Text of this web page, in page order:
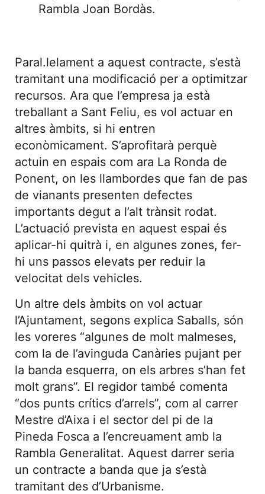
Rambla Joan Bordàs.
Paral.lelament a aquest contracte, s’està
tramitant una modificació per a optimitzar
recursos. Ara que l’empresa ja està
treballant a Sant Feliu, es vol actuar en
altres àmbits, si hi entren
econòmicament. S’aprofitarà perquè
actuin en espais com ara La Ronda de
Ponent, on les llambordes que fan de pas
de vianants presenten defectes
importants degut a l’alt trànsit rodat.
L’actuació prevista en aquest espai és
aplicar-hi quitrà i, en algunes zones, fer-
hi uns passos elevats per reduir la
velocitat dels vehicles.
Un altre dels àmbits on vol actuar
l’Ajuntament, segons explica Saballs, són
les voreres “algunes de molt malmeses,
com la de l’avinguda Canàries pujant per
la banda esquerra, on els arbres s’han fet
molt grans”. El regidor també comenta
“dos punts crítics d’arrels”, com al carrer
Mestre d’Aixa i el sector del pi de la
Pineda Fosca a l’encreuament amb la
Rambla Generalitat. Aquest darrer seria
un contracte a banda que ja s’està
tramitant des d’Urbanisme.